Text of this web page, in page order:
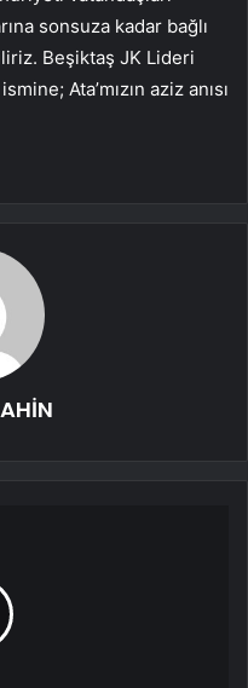
sonsuza kadar bağlı
Beşiktaş JK Lideri
Ata’mızın aziz anısı